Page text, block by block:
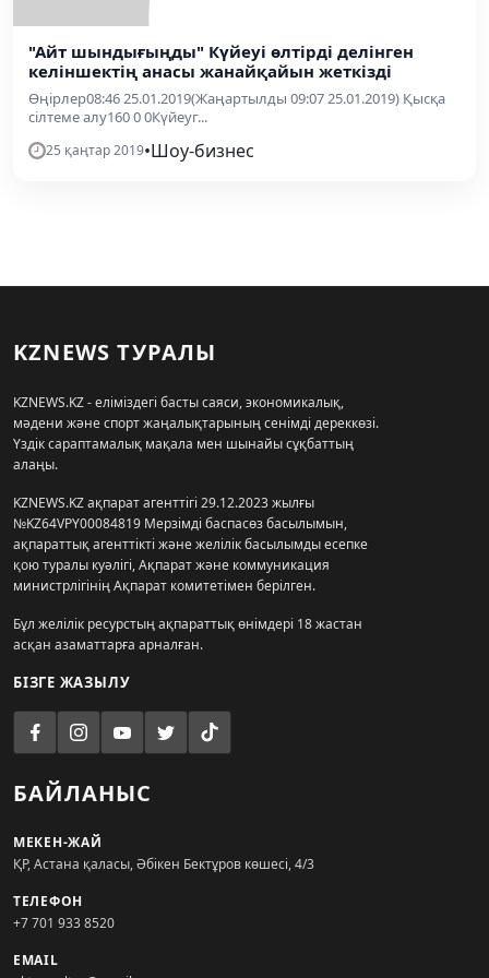
"Айт шындығыңды" Күйеуі өлтірді делінген
келіншектің анасы жанайқайын жеткізді
Өңірлер08:46 25.01.2019(Жаңартылды 09:07 25.01.2019) Қысқа
сілтеме алу160 0 0Күйеуг...
25 қаңтар 2019•Шоу-бизнес
KZNEWS ТУРАЛЫ
KZNEWS.KZ - еліміздегі басты саяси, экономикалық,
мәдени және спорт жаңалықтарының сенімді дереккөзі.
Үздік сараптамалық мақала мен шынайы сұқбаттың
алаңы.
KZNEWS.KZ ақпарат агенттігі 29.12.2023 жылғы
№KZ64VPY00084819 Мерзімді баспасөз басылымын,
ақпараттық агенттікті және желілік басылымды есепке
қою туралы куәлігі, Ақпарат және коммуникация
министрлігінің Ақпарат комитетімен берілген.
Бұл желілік ресурстың ақпараттық өнімдері 18 жастан
асқан азаматтарға арналған.
БІЗГЕ ЖАЗЫЛУ
БАЙЛАНЫС
МЕКЕН-ЖАЙ
ҚР, Астана қаласы, Әбікен Бектұров көшесі, 4/3
ТЕЛЕФОН
+7 701 933 8520
EMAIL